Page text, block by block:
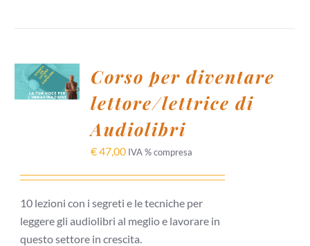
AL
CARRELLO
/
Corso per diventare
lettore/lettrice di
Audiolibri
€47,00 IVA % compresa
10 lezioni con i segreti e le tecniche per
leggere gli audiolibri al meglio e lavorare in
questo settore in crescita.